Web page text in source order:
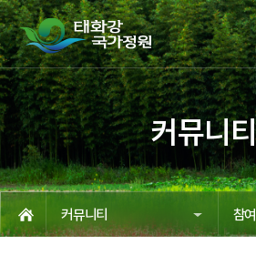
본문 바로가기
메인메뉴 바로가
커뮤니티
커뮤니티 참